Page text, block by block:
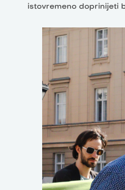
istovremeno doprinijeti